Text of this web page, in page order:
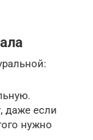
даже если
нужно